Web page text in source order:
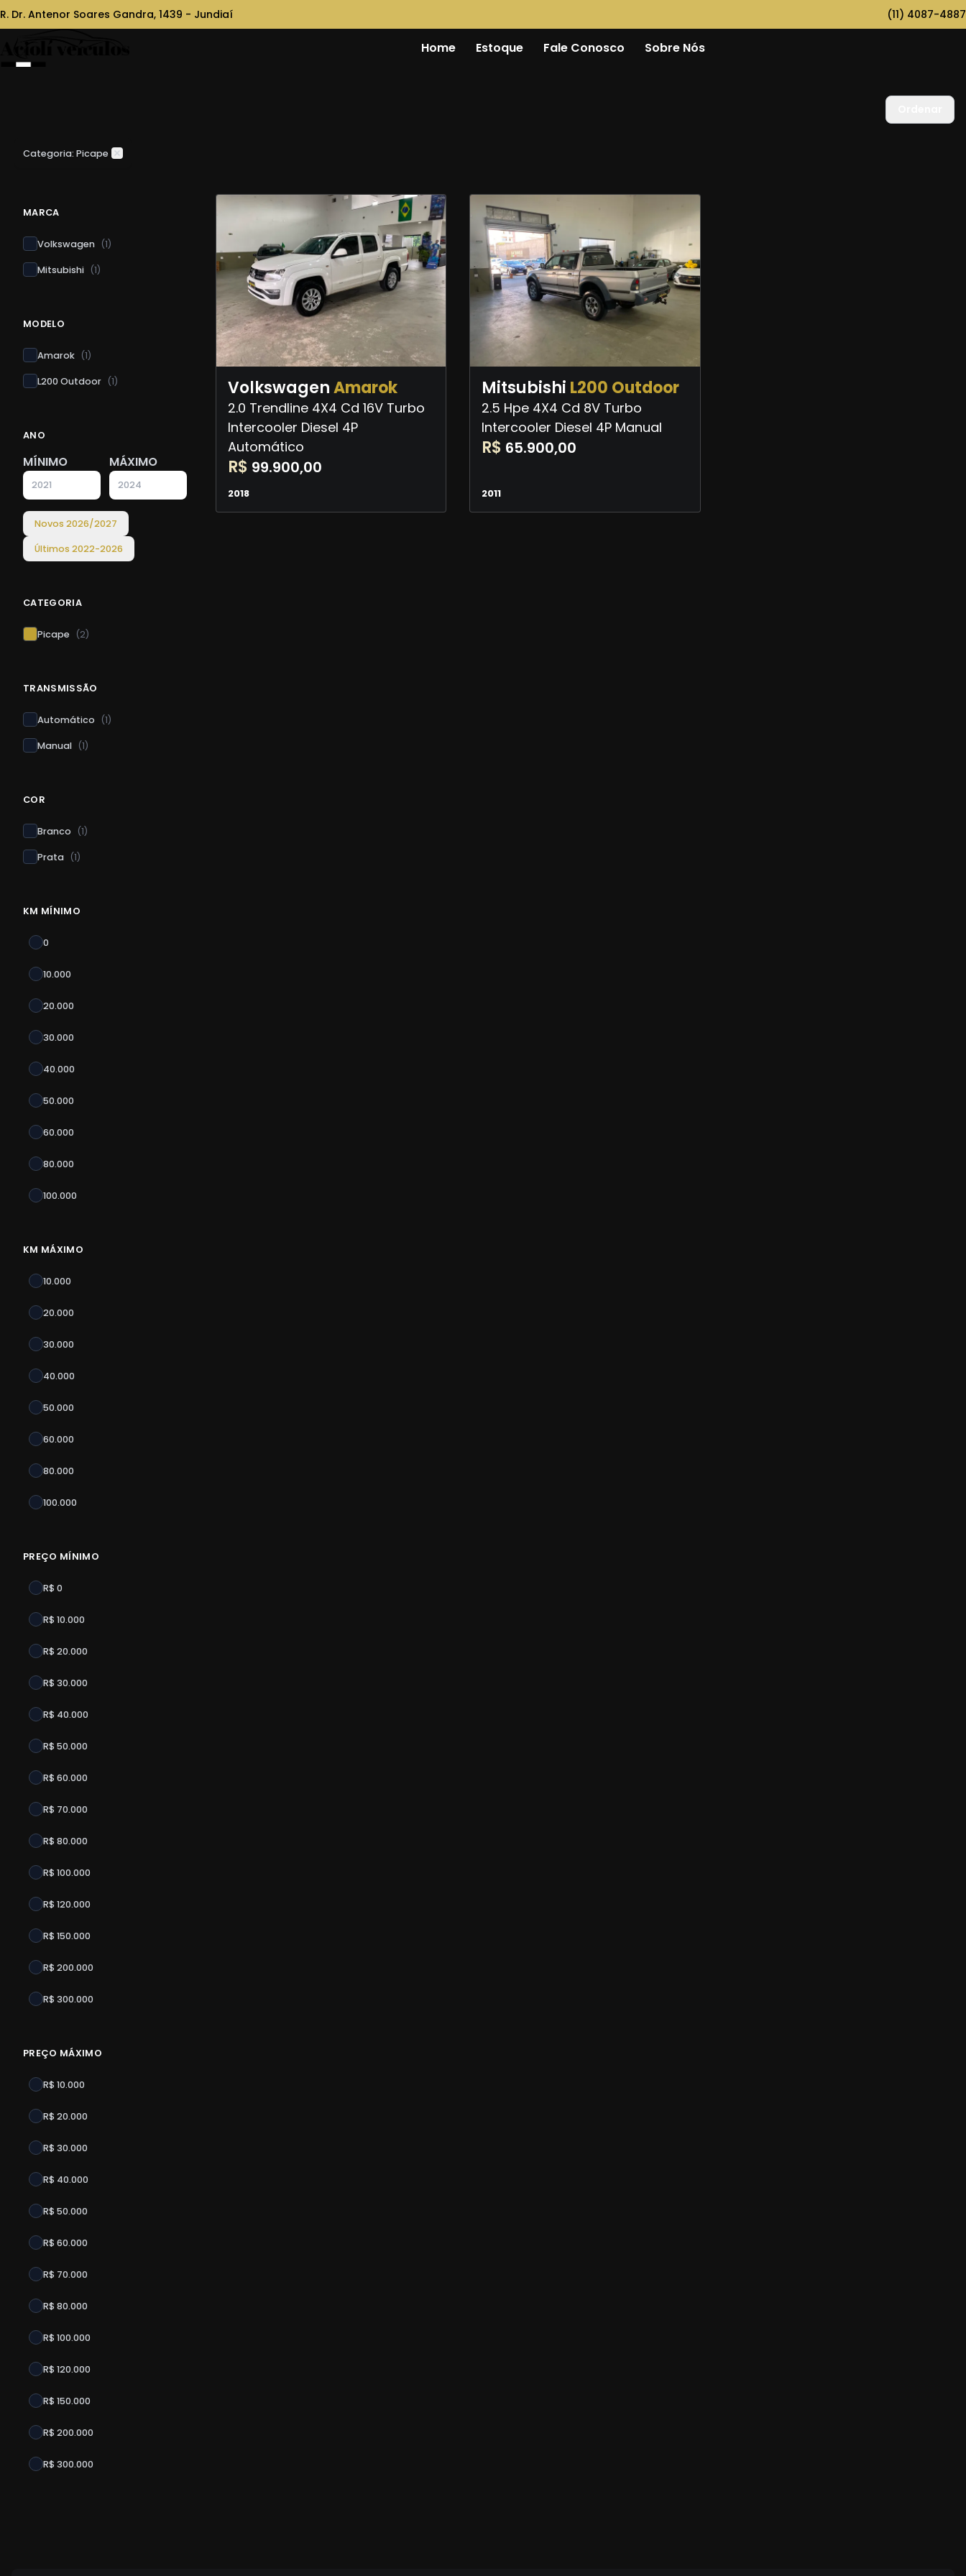
R. Dr. Antenor Soares Gandra, 1439 - Jundiaí (11) 4087-4887
Home Estoque Fale Conosco Sobre Nós
Categoria: Picape
MARCA
Volkswagen (1)
Mitsubishi (1)
MODELO
Amarok (1)
L200 Outdoor (1)
ANO
MÍNIMO MÁXIMO
Novos 2026/2027
Últimos 2022-2026
CATEGORIA
Picape (2)
TRANSMISSÃO
Automático (1)
Manual (1)
COR
Branco (1)
Prata (1)
KM MÍNIMO
0
10.000
20.000
30.000
40.000
50.000
60.000
80.000
100.000
KM MÁXIMO
10.000
20.000
30.000
40.000
50.000
60.000
80.000
100.000
PREÇO MÍNIMO
R$ 0
R$ 10.000
R$ 20.000
R$ 30.000
R$ 40.000
R$ 50.000
R$ 60.000
R$ 70.000
R$ 80.000
R$ 100.000
R$ 120.000
R$ 150.000
R$ 200.000
R$ 300.000
PREÇO MÁXIMO
R$ 10.000
R$ 20.000
R$ 30.000
R$ 40.000
R$ 50.000
R$ 60.000
R$ 70.000
R$ 80.000
R$ 100.000
R$ 120.000
R$ 150.000
R$ 200.000
R$ 300.000
VolkswagenAmarok
2.0 Trendline 4X4 Cd 16V Turbo
Intercooler Diesel 4P
Automático
R$ 99.900,00
2018
Mitsubishi L200 Outdoor
2.5 Hpe 4X4 Cd 8V Turbo
Intercooler Diesel 4P Manual
R$ 65.900,00
2011